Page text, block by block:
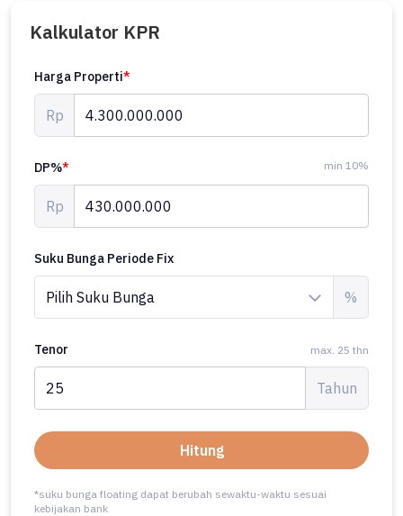
Kalkulator KPR
Harga Properti*
Rp
DP%* min 10%
Rp
Suku Bunga Periode Fix
%
Tenor max. 25 thn
Tahun
Hitung
*suku bunga floating dapat berubah sewaktu-waktu sesuai
kebijakan bank